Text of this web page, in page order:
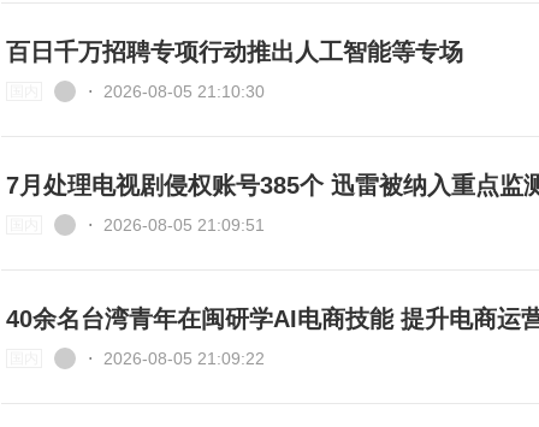
百日千万招聘专项行动推出人工智能等专场
⋅ 2026-08-05 21:10:30
7月处理电视剧侵权账号385个 迅雷被纳入重点监
⋅ 2026-08-05 21:09:51
40余名台湾青年在闽研学AI电商技能
⋅ 2026-08-05 21:09:22